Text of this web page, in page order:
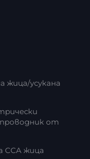
жица/усукана
от
CCA жица